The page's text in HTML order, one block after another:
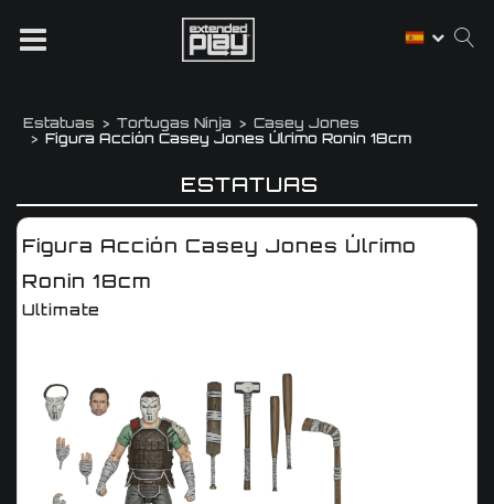
Estatuas Tortugas Ninja
Casey Jones
Figura Acción Casey Jones Úlrimo Ronin 18cm
ESTATUAS
Figura Acción Casey Jones Úlrimo
Ronin 18cm
Ultimate